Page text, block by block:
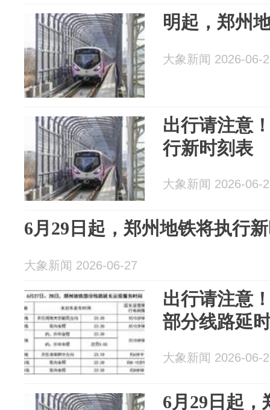
明起，郑州
大象新闻 2026-06-
出行请注意
行新时刻表
大象新闻 2026-06-
6月29日起，郑州地铁将执行
大象新闻 2026-06-27
出行请注意
部分线路延
大象新闻 2026-06-
6月29日起